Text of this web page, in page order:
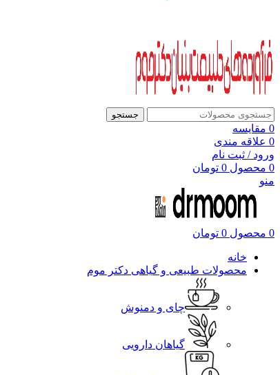
جستجو
0 مقایسه
0 علاقه مندی
ورود / ثبت نام
0 محصول 0 تومان
منو
0 محصول 0 تومان
خانه
محصولات طبیعی و گیاهی دکتر موم
چای و دمنوش
گیاهان دارویی